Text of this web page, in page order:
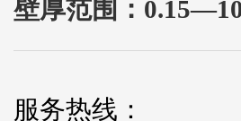
壁厚范围：
服务热线：